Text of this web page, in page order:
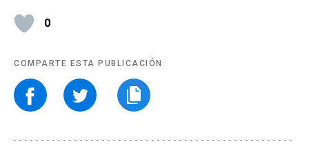
0
COMPARTE ESTA PUBLICACIÓN